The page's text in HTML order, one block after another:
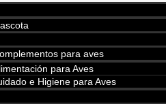
para aves
para Aves
e Higiene para Aves